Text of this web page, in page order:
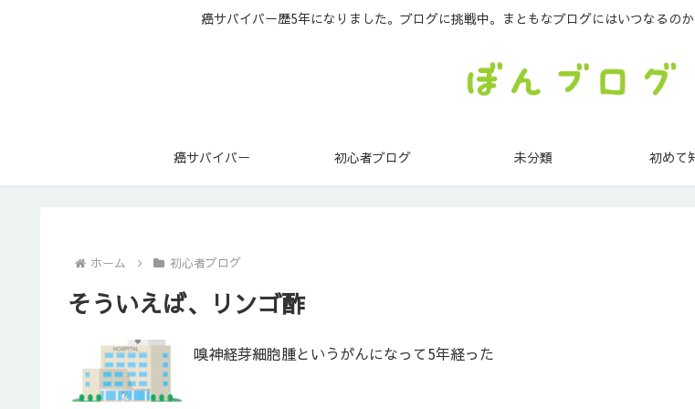
癌サバイバー歴5年になりました。ブログに挑戦中。まともなブログにはいつなるの
癌サバイバー 初心者ブログ 未分類 初めて
ホーム 初心者ブログ
そういえば、リンゴ酢
嗅神経芽細胞腫というがんになって5年経った